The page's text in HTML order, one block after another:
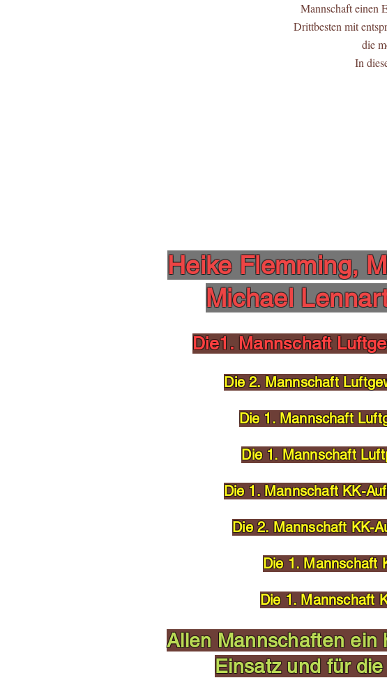
Mannschaft einen
Drittbesten mit
die
In
Heike Flemming,
Michael
Die1. Mannschaft
Die 2. Mannschaft
Die 1. Mannschaft
Die 1. Mannschaft
Die 1. Mannschaft KK-
Die 2. Mannschaft KK-
Die 1. Mannschaft
Die 1. Mannschaft
Allen Mannschaften ein
Einsatz und für